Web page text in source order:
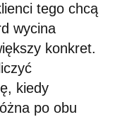
tego chcą
wycina
konkret.
kiedy
po obu